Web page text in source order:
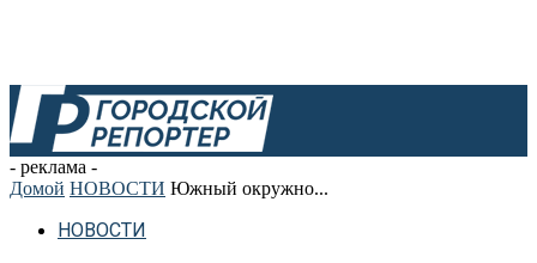
- реклама -
Домой НОВОСТИ Южный окружно...
НОВОСТИ